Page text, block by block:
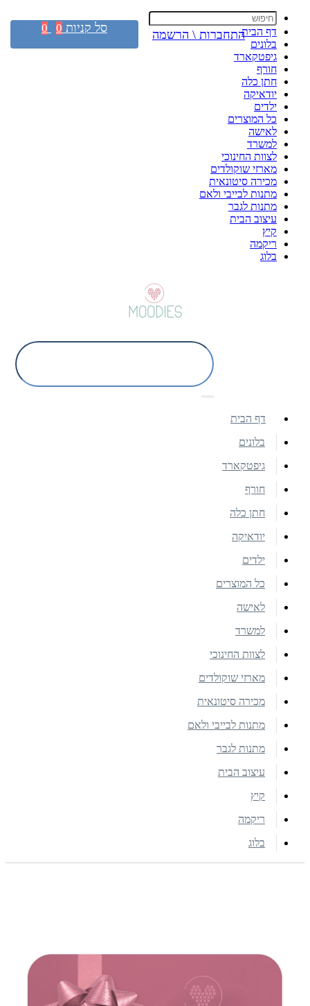
דף הבית
בלונים
גיפטקארד
חורף
חתן כלה
יודאיקה
ילדים
כל המוצרים
לאישה
למשרד
לצוות החינוכי
מארזי שוקולדים
מכירה סיטונאית
מתנות לבייבי ולאם
מתנות לגבר
עיצוב הבית
קיץ
ריקמה
בלוג
התחברות \ הרשמה סל קניות 0
0
דף הבית
בלונים
גיפטקארד
חורף
חתן כלה
יודאיקה
ילדים
כל המוצרים
לאישה
למשרד
לצוות החינוכי
מארזי שוקולדים
מכירה סיטונאית
מתנות לבייבי ולאם
מתנות לגבר
עיצוב הבית
קיץ
ריקמה
בלוג